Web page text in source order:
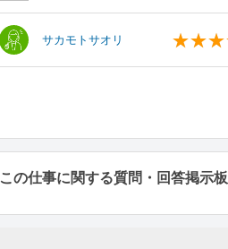
サカモトサオリ
この仕事に関する質問・回答掲示板